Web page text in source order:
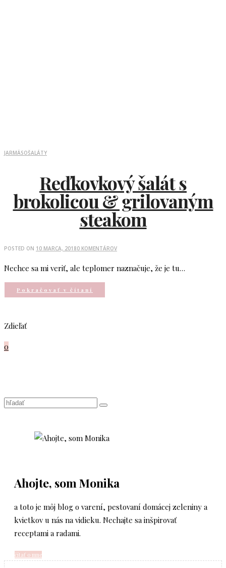
JARMÄSOŠALÁTY
Reďkovkový šalát s
brokolicou & grilovaným
steakom
POSTED ON 10 MARCA, 20180 KOMENTÁROV
Nechce sa mi veriť, ale teplomer naznačuje, že je tu…
Pokračovať v čítaní
Zdieľať
0
Ahojte, som Monika
a toto je môj blog o varení, pestovaní domácej zeleniny a
kvietkov u nás na vidieku. Nechajte sa inšpirovať
receptami a radami.
čítať o mne